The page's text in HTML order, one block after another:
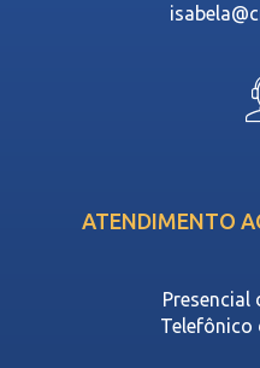
ATENDIMENTO
Presencial
Telefônico